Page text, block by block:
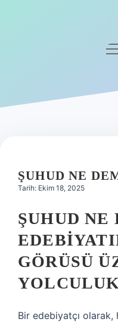
Hakkımızda
ŞUHUD NE
Tarih: Ekim 18, 2025
ŞUHUD NE
GÖRÜSÜ
YOLCULUK
Bir edebiyatçı